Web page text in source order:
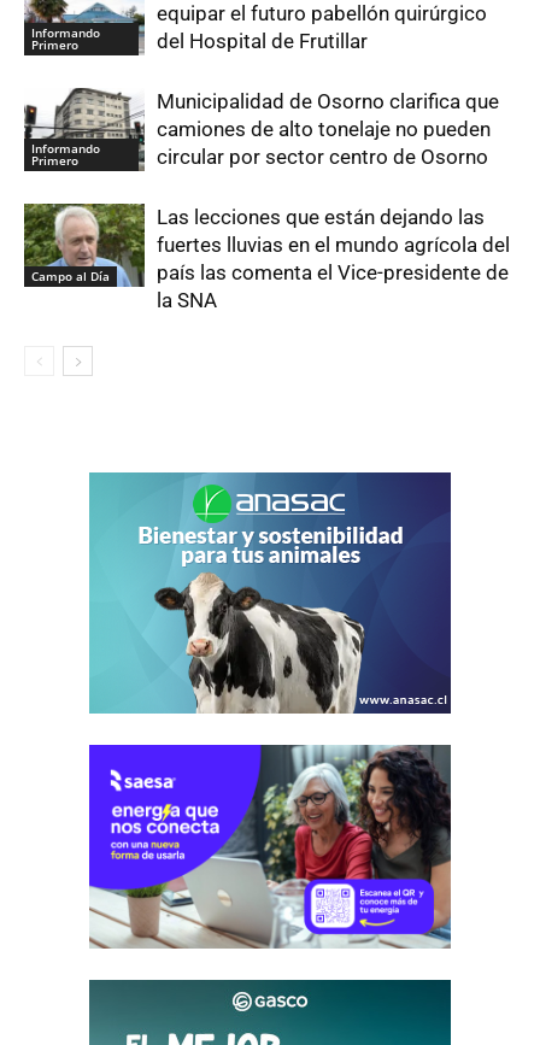
Informando
Primero
equipar el futuro pabellón quirúrgico
del Hospital de Frutillar
Informando
Primero
Municipalidad de Osorno clarifica que
camiones de alto tonelaje no pueden
circular por sector centro de Osorno
Campo al Día
Las lecciones que están dejando las
fuertes lluvias en el mundo agrícola del
país las comenta el Vice-presidente de
la SNA